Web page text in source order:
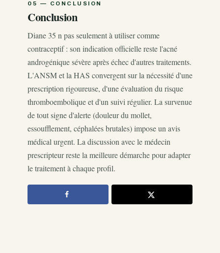
Conclusion
Diane 35 n pas seulement à utiliser comme
contraceptif : son indication officielle reste l'acné
androgénique sévère après échec d'autres traitements.
L'ANSM et la HAS convergent sur la nécessité d'une
prescription rigoureuse, d'une évaluation du risque
thromboembolique et d'un suivi régulier. La survenue
de tout signe d'alerte (douleur du mollet,
essoufflement, céphalées brutales) impose un avis
médical urgent. La discussion avec le médecin
prescripteur reste la meilleure démarche pour adapter
le traitement à chaque profil.